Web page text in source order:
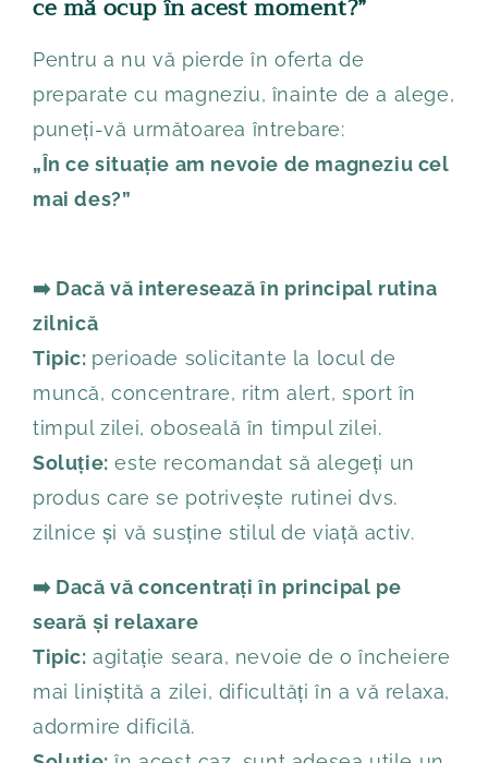
ce mă ocup în acest moment?”
Pentru a nu vă pierde în oferta de
preparate cu magneziu, înainte de a alege,
puneți-vă următoarea întrebare:
„În ce situație am nevoie de magneziu cel
mai des?”
➡️ Dacă vă interesează în principal rutina
zilnică
Tipic: perioade solicitante la locul de
muncă, concentrare, ritm alert, sport în
timpul zilei, oboseală în timpul zilei.
Soluție: este recomandat să alegeți un
produs care se potrivește rutinei dvs.
zilnice și vă susține stilul de viață activ.
➡️ Dacă vă concentrați în principal pe
seară și relaxare
Tipic: agitație seara, nevoie de o încheiere
mai liniștită a zilei, dificultăți în a vă relaxa,
adormire dificilă.